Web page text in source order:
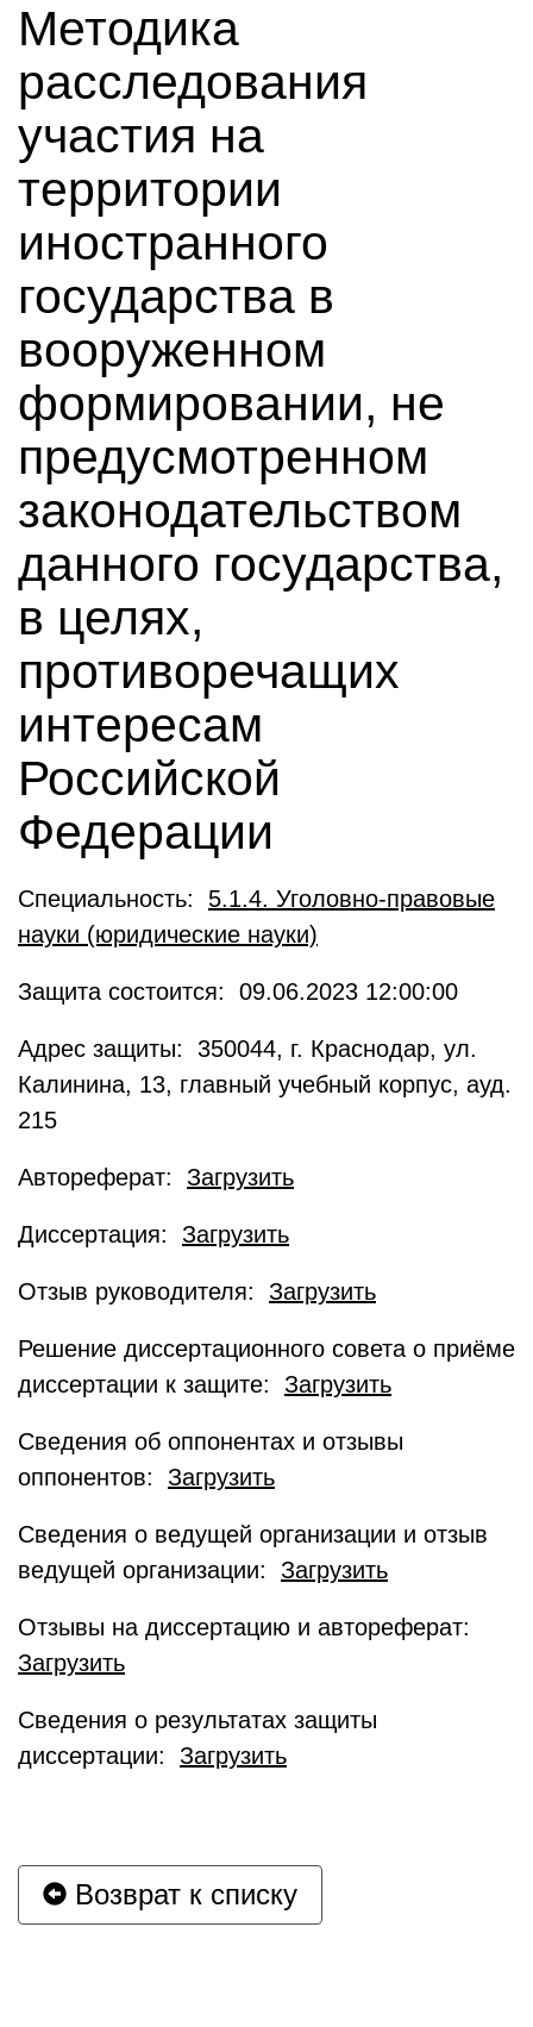
Методика
расследования
участия на
территории
иностранного
государства в
вооруженном
формировании, не
предусмотренном
законодательством
данного государства,
в целях,
противоречащих
интересам
Российской
Федерации
Специальность: 5.1.4. Уголовно-правовые
науки (юридические науки)
Защита состоится: 09.06.2023 12:00:00
Адрес защиты: 350044, г. Краснодар, ул.
Калинина, 13, главный учебный корпус, ауд.
215
Автореферат: Загрузить
Диссертация: Загрузить
Отзыв руководителя: Загрузить
Решение диссертационного совета о приёме
диссертации к защите: Загрузить
Сведения об оппонентах и отзывы
оппонентов: Загрузить
Сведения о ведущей организации и отзыв
ведущей организации: Загрузить
Отзывы на диссертацию и автореферат:
Загрузить
Сведения о результатах защиты
диссертации: Загрузить
Возврат к списку